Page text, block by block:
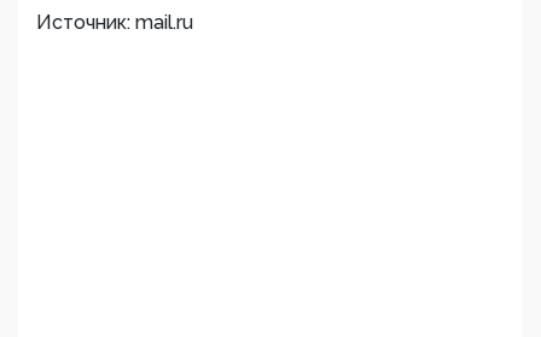
Источник: mail.ru